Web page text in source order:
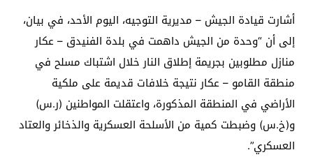
أشارت قيادة الجيش – مديرية التوجيه، اليوم الأحد، في بيان،
إلى أن “وحدة من الجيش داهمت في بلدة الفنيدق – عكار
منازل مطلوبين بجريمة إطلاق النار خلال اشتباك مسلح في
منطقة القامو – عكار نتيجة خلافات قديمة على ملكية
الأراضي في المنطقة المذكورة، واعتقلت المواطنين (ر.س)
و(خ.س) وضبطت كمية من الأسلحة العسكرية والذخائر والعتاد
العسكري”.